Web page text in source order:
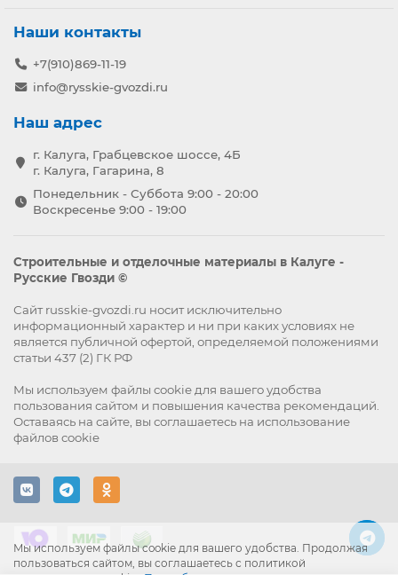
Мы используем файлы cookie для вашего удобства. Продолжая
пользоваться сайтом, вы соглашаетесь с политикой
Наши контакты
+7(910)869-11-19
info@rysskie-gvozdi.ru
Наш адрес
г. Калуга, Грабцевское шоссе, 4Б
г. Калуга, Гагарина, 8
Понедельник - Суббота 9:00 - 20:00
Воскресенье 9:00 - 19:00
Строительные и отделочные материалы в Калуге -
Русские Гвозди ©
Сайт russkie-gvozdi.ru носит исключительно
информационный характер и ни при каких условиях не
является публичной офертой, определяемой положениями
статьи 437 (2) ГК РФ
Мы используем файлы cookie для вашего удобства
пользования сайтом и повышения качества рекомендаций.
Оставаясь на сайте, вы соглашаетесь на использование
файлов cookie